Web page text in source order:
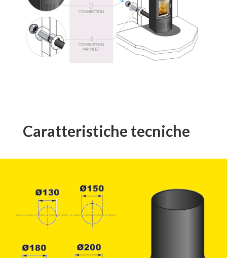
Caratteristiche tecniche